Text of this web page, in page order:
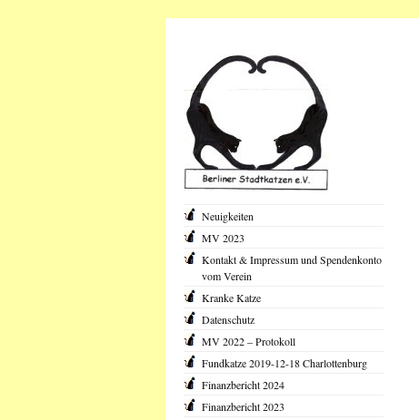
Neuigkeiten
MV 2023
Kontakt & Impressum und Spendenkonto
vom Verein
Kranke Katze
Datenschutz
MV 2022 – Protokoll
Fundkatze 2019-12-18 Charlottenburg
Finanzbericht 2024
Finanzbericht 2023